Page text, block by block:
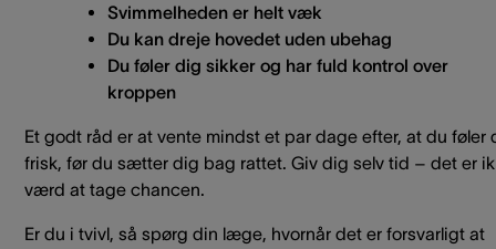
Svimmelheden er helt væk
Du kan dreje hovedet uden ubehag
Du føler dig sikker og har fuld kontrol over
kroppen
Et godt råd er at vente mindst et par dage efter, at du føler
frisk, før du sætter dig bag rattet. Giv dig selv tid – det er
værd at tage chancen.
Er du i tvivl, så spørg din læge, hvornår det er forsvarligt at